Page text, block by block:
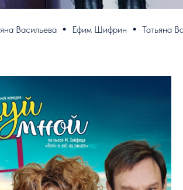
Васильева Ефим Шифрин Татьяна